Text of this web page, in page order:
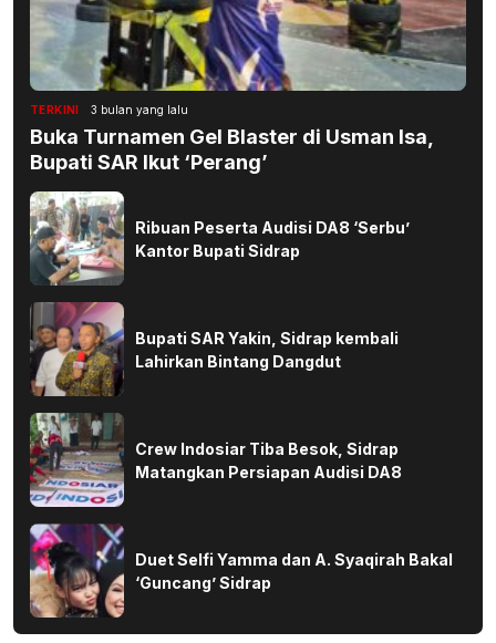
TERKINI 3 bulan yang lalu
Buka Turnamen Gel Blaster di Usman Isa,
Bupati SAR Ikut ‘Perang’
Ribuan Peserta Audisi DA8 ‘Serbu’
Kantor Bupati Sidrap
Bupati SAR Yakin, Sidrap kembali
Lahirkan Bintang Dangdut
Crew Indosiar Tiba Besok, Sidrap
Matangkan Persiapan Audisi DA8
Duet Selfi Yamma dan A. Syaqirah Bakal
‘Guncang’ Sidrap